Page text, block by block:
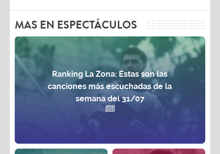
MAS EN ESPECTÁCULOS
Ranking La Zona: Estas son las
canciones más escuchadas de la
semana del 31/07